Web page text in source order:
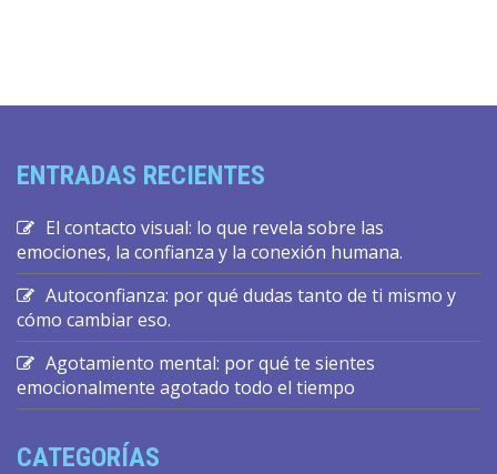
ENTRADAS RECIENTES
El contacto visual: lo que revela sobre las
emociones, la confianza y la conexión humana.
Autoconfianza: por qué dudas tanto de ti mismo y
cómo cambiar eso.
Agotamiento mental: por qué te sientes
emocionalmente agotado todo el tiempo
CATEGORÍAS